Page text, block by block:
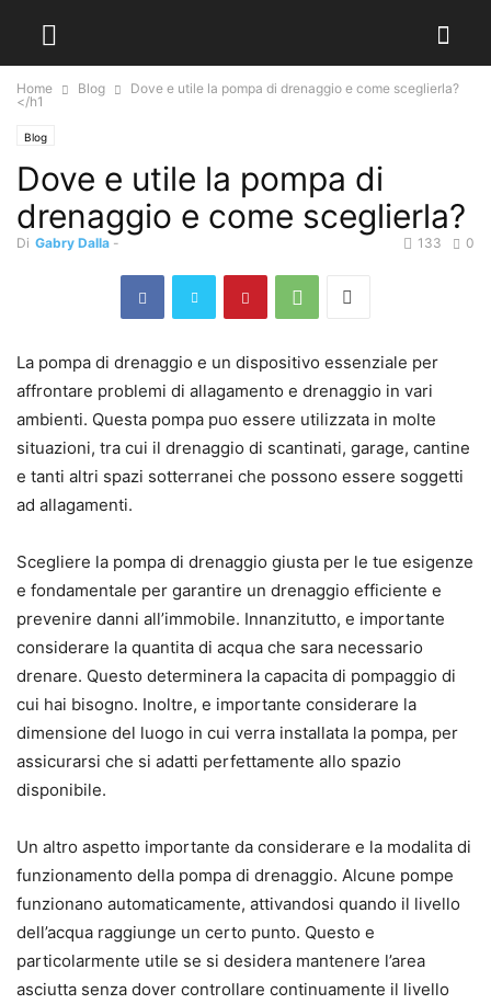
Home Blog
Dove e utile la pompa di drenaggio e come sceglierla?
</h1
Blog
Dove e utile la pompa di
drenaggio e come sceglierla?
Di Gabry Dalla - 0
133
La pompa di drenaggio e un dispositivo essenziale per
affrontare problemi di allagamento e drenaggio in vari
ambienti. Questa pompa puo essere utilizzata in molte
situazioni, tra cui il drenaggio di scantinati, garage, cantine
e tanti altri spazi sotterranei che possono essere soggetti
ad allagamenti.
Scegliere la pompa di drenaggio giusta per le tue esigenze
e fondamentale per garantire un drenaggio efficiente e
prevenire danni all’immobile. Innanzitutto, e importante
considerare la quantita di acqua che sara necessario
drenare. Questo determinera la capacita di pompaggio di
cui hai bisogno. Inoltre, e importante considerare la
dimensione del luogo in cui verra installata la pompa, per
assicurarsi che si adatti perfettamente allo spazio
disponibile.
Un altro aspetto importante da considerare e la modalita di
funzionamento della pompa di drenaggio. Alcune pompe
funzionano automaticamente, attivandosi quando il livello
dell’acqua raggiunge un certo punto. Questo e
particolarmente utile se si desidera mantenere l’area
asciutta senza dover controllare continuamente il livello